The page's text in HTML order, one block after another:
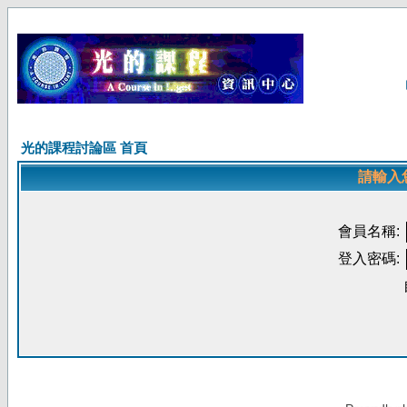
光的課程討論區 首頁
請輸入
會員名稱:
登入密碼: